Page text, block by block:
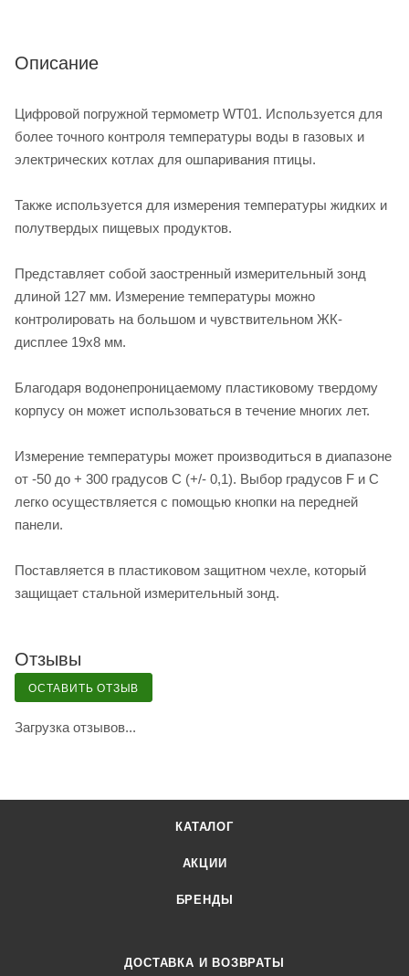
Описание
Цифровой погружной термометр WT01. Используется для
более точного контроля температуры воды в газовых и
электрических котлах для ошпаривания птицы.
Также используется для измерения температуры жидких и
полутвердых пищевых продуктов.
Представляет собой заостренный измерительный зонд
длиной 127 мм. Измерение температуры можно
контролировать на большом и чувствительном ЖК-
дисплее 19x8 мм.
Благодаря водонепроницаемому пластиковому твердому
корпусу он может использоваться в течение многих лет.
Измерение температуры может производиться в диапазоне
от -50 до + 300 градусов C (+/- 0,1). Выбор градусов F и C
легко осуществляется с помощью кнопки на передней
панели.
Поставляется в пластиковом защитном чехле, который
защищает стальной измерительный зонд.
Отзывы
ОСТАВИТЬ ОТЗЫВ
Загрузка отзывов...
КАТАЛОГ
АКЦИИ
БРЕНДЫ
ДОСТАВКА И ВОЗВРАТЫ